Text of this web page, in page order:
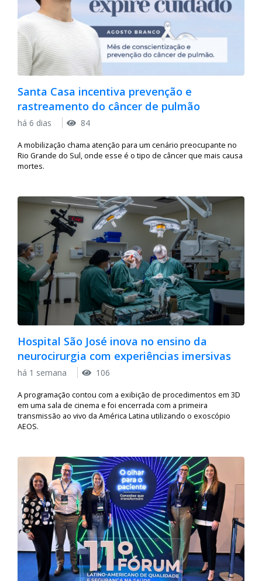
Santa Casa incentiva prevenção e
rastreamento do câncer de pulmão
há 6 dias 84
A mobilização chama atenção para um cenário preocupante no
Rio Grande do Sul, onde esse é o tipo de câncer que mais causa
mortes.
Hospital São José inova no ensino da
neurocirurgia com experiências imersivas
há 1 semana 106
A programação contou com a exibição de procedimentos em 3D
em uma sala de cinema e foi encerrada com a primeira
transmissão ao vivo da América Latina utilizando o exoscópio
AEOS.